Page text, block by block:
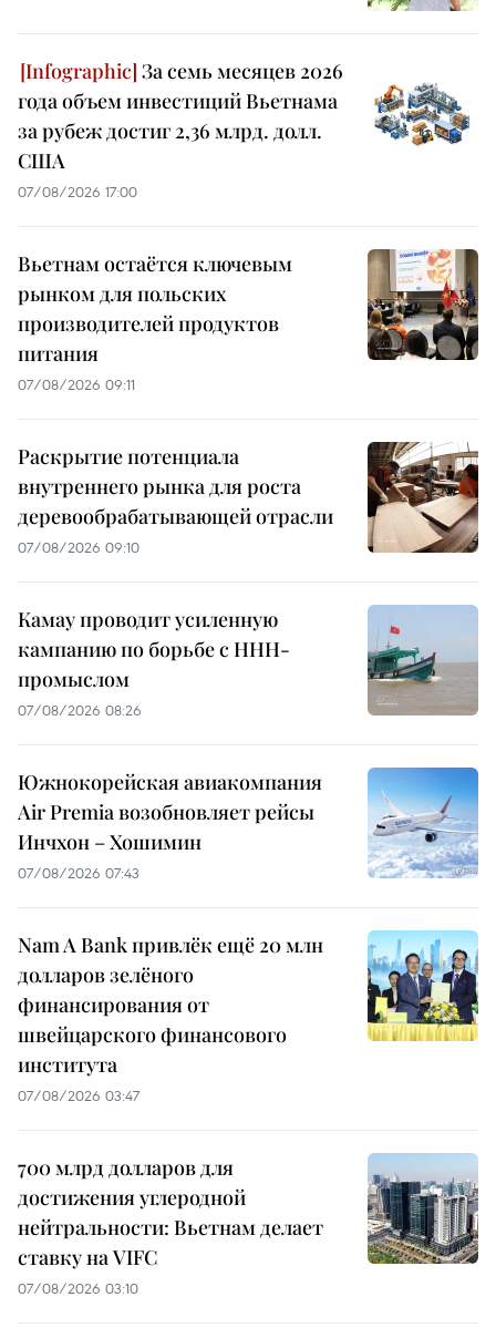
За семь месяцев 2026
года объем инвестиций Вьетнама
за рубеж достиг 2,36 млрд. долл.
США
07/08/2026 17:00
Вьетнам остаётся ключевым
рынком для польских
производителей продуктов
питания
07/08/2026 09:11
Раскрытие потенциала
внутреннего рынка для роста
деревообрабатывающей отрасли
07/08/2026 09:10
Камау проводит усиленную
кампанию по борьбе с ННН-
промыслом
07/08/2026 08:26
Южнокорейская авиакомпания
Air Premia возобновляет рейсы
Инчхон – Хошимин
07/08/2026 07:43
Nam A Bank привлёк ещё 20 млн
долларов зелёного
финансирования от
швейцарского финансового
института
07/08/2026 03:47
700 млрд долларов для
достижения углеродной
нейтральности: Вьетнам делает
ставку на VIFC
07/08/2026 03:10